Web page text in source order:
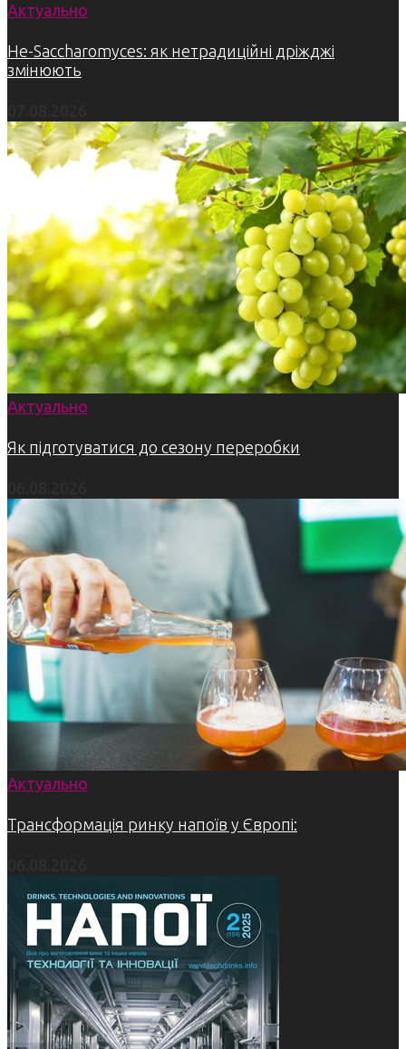
Актуально
Не-Saccharomyces: як нетрадиційні дріжджі
змінюють
Актуально
Як підготуватися до сезону переробки
Актуально
Трансформація ринку напоїв у Європі: